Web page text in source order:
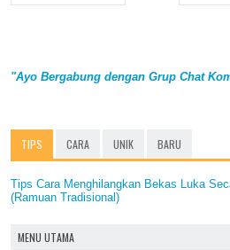
"Ayo Bergabung dengan Grup Chat
TIPS CARA UNIK BARU
Tips Cara Menghilangkan Bekas Luka
(Ramuan Tradisional)
MENU UTAMA